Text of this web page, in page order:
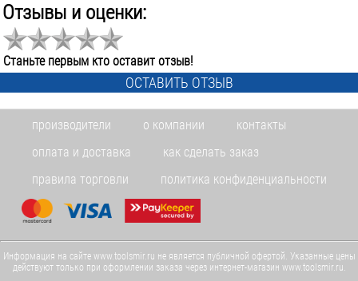
Отзывы и оценки:
Станьте первым кто оставит отзыв!
ОСТАВИТЬ ОТЗЫВ
производители о компании
контакты
оплата и доставка
как сделать заказ
правила торговли
политика конфиденциальности
Информация на сайте www.toolsmir.ru не является публичной офертой. Указанные цены
действуют только при оформлении заказа через интернет-магазин www.toolsmir.ru.